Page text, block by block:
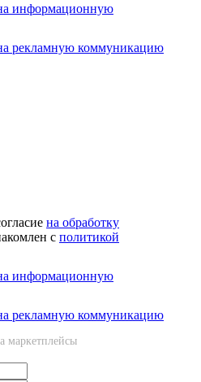
информационную
рекламную коммуникацию
на обработку
с политикой
информационную
рекламную коммуникацию
маркетплейсы